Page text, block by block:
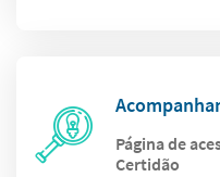
Página de
Certidão